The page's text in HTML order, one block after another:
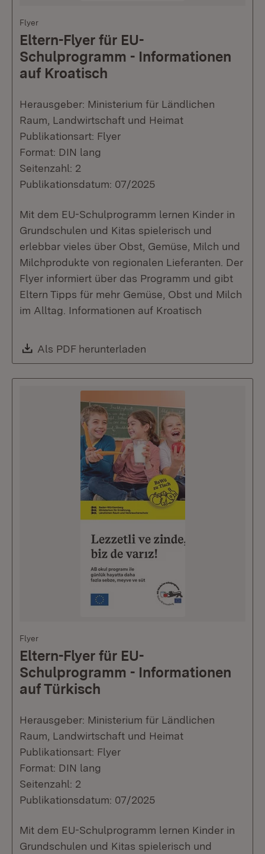
Flyer
Eltern-Flyer für EU-
Schulprogramm - Informationen
auf Kroatisch
Herausgeber: Ministerium für Ländlichen
Raum, Landwirtschaft und Heimat
Publikationsart: Flyer
Format: DIN lang
Seitenzahl: 2
Publikationsdatum: 07/2025
Mit dem EU-Schulprogramm lernen Kinder in
Grundschulen und Kitas spielerisch und
erlebbar vieles über Obst, Gemüse, Milch und
Milchprodukte von regionalen Lieferanten. Der
Flyer informiert über das Programm und gibt
Eltern Tipps für mehr Gemüse, Obst und Milch
im Alltag. Informationen auf Kroatisch
Download:
Als PDF herunterladen
Flyer
Eltern-Flyer für EU-
Schulprogramm - Informationen
auf Türkisch
Herausgeber: Ministerium für Ländlichen
Raum, Landwirtschaft und Heimat
Publikationsart: Flyer
Format: DIN lang
Seitenzahl: 2
Publikationsdatum: 07/2025
Mit dem EU-Schulprogramm lernen Kinder in
Grundschulen und Kitas spielerisch und